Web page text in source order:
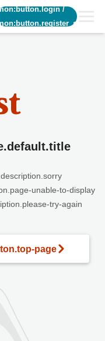
/
unable-to-display
try-again
page